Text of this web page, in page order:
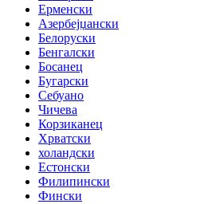
Ерменски
Азербејџански
Белоруски
Бенгалски
Босанец
Бугарски
Себуано
Чичева
Корзиканец
Хрватски
холандски
Естонски
Филипински
Фински